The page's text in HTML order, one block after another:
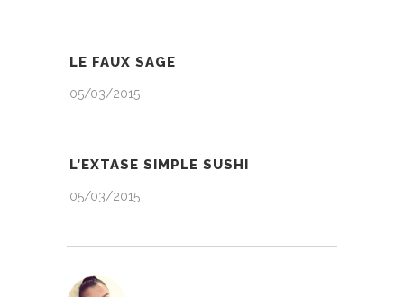
LE FAUX SAGE
05/03/2015
L’EXTASE SIMPLE SUSHI
05/03/2015